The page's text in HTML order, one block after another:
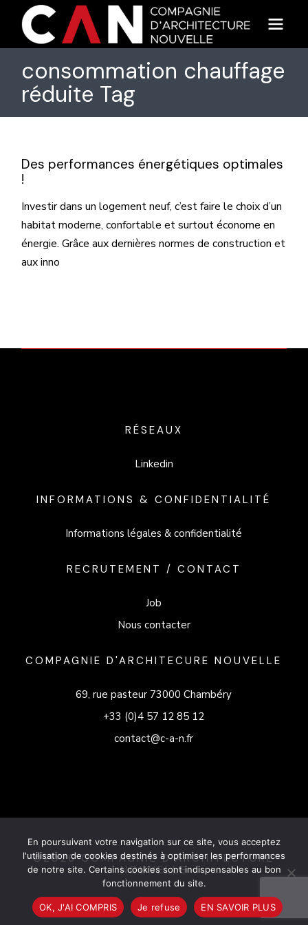
content
consommation chauffage
réduite Tag
Des performances énergétiques optimales
!
Investir dans un logement neuf, c’est faire le choix d’un
habitat moderne, confortable et surtout économe en
énergie. Grâce aux dernières normes de construction et
aux inno
RÉSEAUX
Linkedin
INFORMATIONS & CONFIDENTIALITÉ
Informations légales & confidentialité
RECRUTEMENT / CONTACT
Job
Nous contacter
COMPAGNIE D'ARCHITECURE NOUVELLE
69, rue pasteur 73000 Chambéry
+33 (0)4 57 12 85 12
contact@c-a-n.fr
©2026 COMPAGNIE D'ARCHITECTURE
NOUVELLE
En poursuivant votre navigation sur ce site, vous acceptez
l'utilisation de cookies destinés à optimiser les performances
de notre site. Certains cookies sont indispensables au bon
fonctionnement du site.
OK, J'AI COMPRIS Je refuse EN SAVOIR PLUS